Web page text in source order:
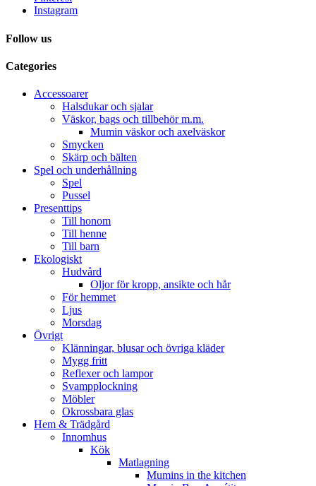
Instagram
Follow us
Categories
Accessoarer
Halsdukar och sjalar
Väskor, bags och tillbehör m.m.
Mumin väskor och axelväskor
Smycken
Skärp och bälten
Spel och underhållning
Spel
Pussel
Presenttips
Till honom
Till henne
Till barn
Ekologiskt
Hudvård
Oljor för kropp, ansikte och hår
För hemmet
Ljus
Morsdag
Övrigt
Klänningar, blusar och övriga kläder
Mygg fritt
Reflexer och lampor
Svampplockning
Möbler
Okrossbara glas
Hem & Trädgård
Innomhus
Kök
Matlagning
Mumins in the kitchen